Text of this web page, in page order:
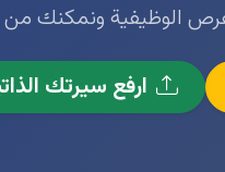
الوظيفية ونمكنك من
ارفع سيرتك